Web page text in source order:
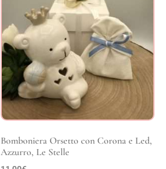
Bomboniera Orsetto con Corona e Led,
Azzurro, Le Stelle